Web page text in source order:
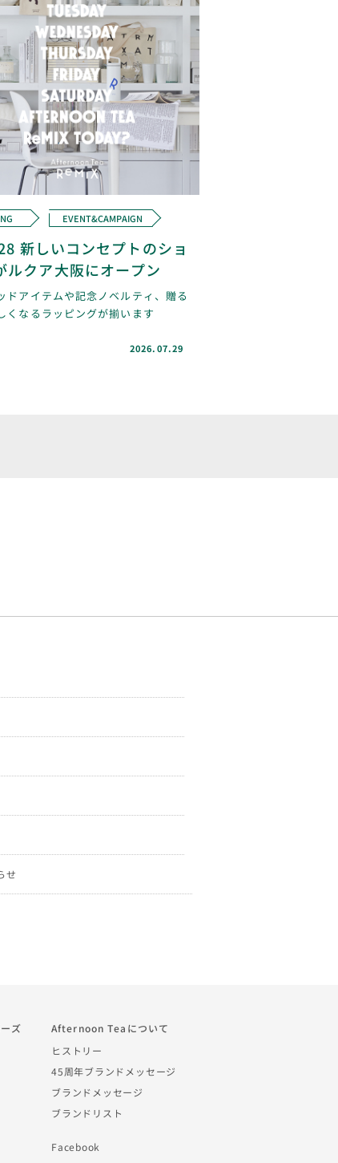
新しいコンセプトのショ
ルクア大阪にオープン
ドアイテムや記念ノベルティ、贈る
くなるラッピングが揃います
2026.07.29
EVENT&CAMPAIGN
せ
ズ
Afternoon Teaについて
ヒストリー
45周年ブランドメッセージ
ブランドメッセージ
ブランドリスト
Facebook